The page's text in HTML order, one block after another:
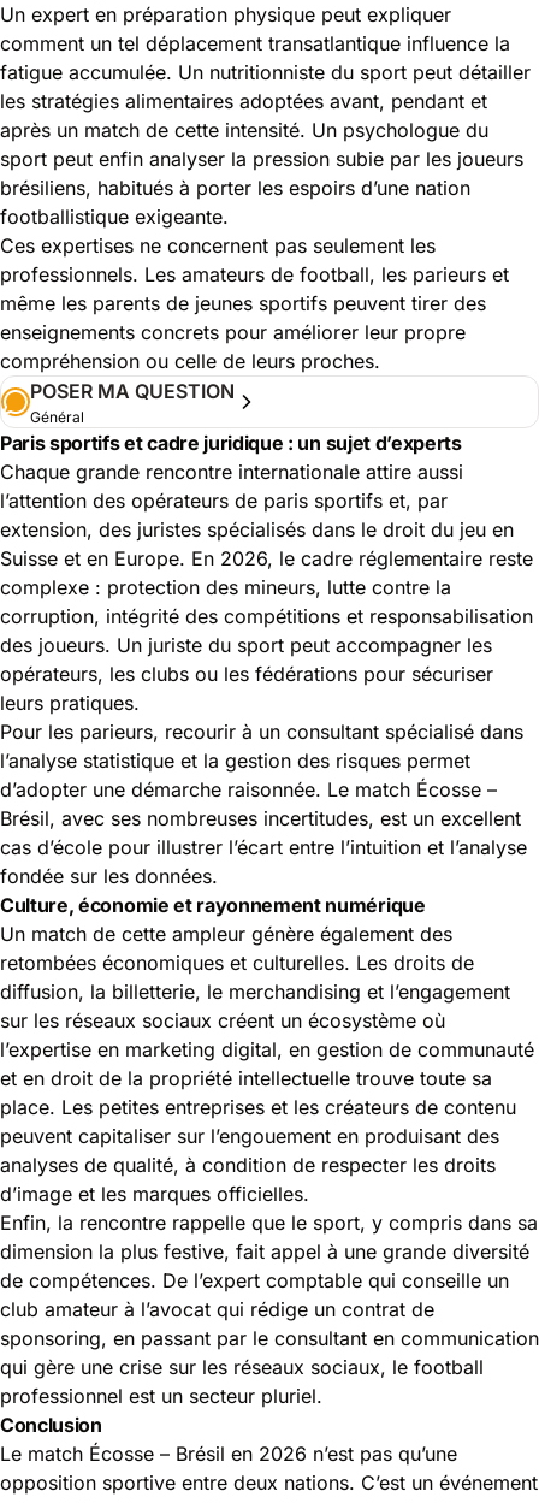
Un expert en préparation physique peut expliquer
comment un tel déplacement transatlantique influence la
fatigue accumulée. Un nutritionniste du sport peut détailler
les stratégies alimentaires adoptées avant, pendant et
après un match de cette intensité. Un psychologue du
sport peut enfin analyser la pression subie par les joueurs
brésiliens, habitués à porter les espoirs d’une nation
footballistique exigeante.
Ces expertises ne concernent pas seulement les
professionnels. Les amateurs de football, les parieurs et
même les parents de jeunes sportifs peuvent tirer des
enseignements concrets pour améliorer leur propre
compréhension ou celle de leurs proches.
POSER MA QUESTION
Général
Paris sportifs et cadre juridique : un sujet d’experts
Chaque grande rencontre internationale attire aussi
l’attention des opérateurs de paris sportifs et, par
extension, des juristes spécialisés dans le droit du jeu en
Suisse et en Europe. En 2026, le cadre réglementaire reste
complexe : protection des mineurs, lutte contre la
corruption, intégrité des compétitions et responsabilisation
des joueurs. Un juriste du sport peut accompagner les
opérateurs, les clubs ou les fédérations pour sécuriser
leurs pratiques.
Pour les parieurs, recourir à un consultant spécialisé dans
l’analyse statistique et la gestion des risques permet
d’adopter une démarche raisonnée. Le match Écosse –
Brésil, avec ses nombreuses incertitudes, est un excellent
cas d’école pour illustrer l’écart entre l’intuition et l’analyse
fondée sur les données.
Culture, économie et rayonnement numérique
Un match de cette ampleur génère également des
retombées économiques et culturelles. Les droits de
diffusion, la billetterie, le merchandising et l’engagement
sur les réseaux sociaux créent un écosystème où
l’expertise en marketing digital, en gestion de communauté
et en droit de la propriété intellectuelle trouve toute sa
place. Les petites entreprises et les créateurs de contenu
peuvent capitaliser sur l’engouement en produisant des
analyses de qualité, à condition de respecter les droits
d’image et les marques officielles.
Enfin, la rencontre rappelle que le sport, y compris dans sa
dimension la plus festive, fait appel à une grande diversité
de compétences. De l’expert comptable qui conseille un
club amateur à l’avocat qui rédige un contrat de
sponsoring, en passant par le consultant en communication
qui gère une crise sur les réseaux sociaux, le football
professionnel est un secteur pluriel.
Conclusion
Le match Écosse – Brésil en 2026 n’est pas qu’une
opposition sportive entre deux nations. C’est un événement